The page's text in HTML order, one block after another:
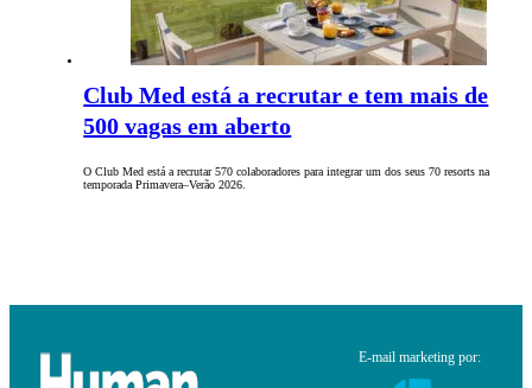
Club Med está a recrutar e tem mais de
500 vagas em aberto
O Club Med está a recrutar 570 colaboradores para integrar um dos seus 70 resorts na
temporada Primavera–Verão 2026.
E-mail marketing por: